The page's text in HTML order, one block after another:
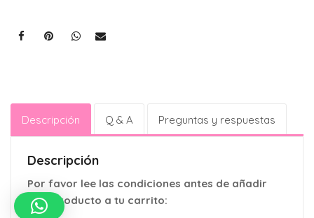
Descripción Q & A Preguntas y respuestas
Descripción
Por favor lee las condiciones antes de añadir
este producto a tu carrito: